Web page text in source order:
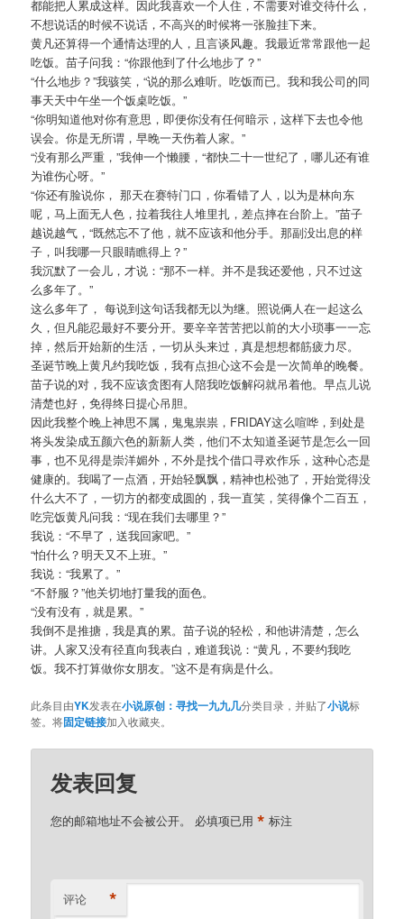
都能把人累成这样。因此我喜欢一个人住，不需要对谁交待什么，
不想说话的时候不说话，不高兴的时候将一张脸挂下来。
黄凡还算得一个通情达理的人，且言谈风趣。我最近常常跟他一起
吃饭。苗子问我：“你跟他到了什么地步了？”
“什么地步？”我骇笑，“说的那么难听。吃饭而已。我和我公司的同
事天天中午坐一个饭桌吃饭。”
“你明知道他对你有意思，即便你没有任何暗示，这样下去也令他
误会。你是无所谓，早晚一天伤着人家。”
“没有那么严重，”我伸一个懒腰，“都快二十一世纪了，哪儿还有谁
为谁伤心呀。”
“你还有脸说你， 那天在赛特门口，你看错了人，以为是林向东
呢，马上面无人色，拉着我往人堆里扎，差点摔在台阶上。”苗子
越说越气，“既然忘不了他，就不应该和他分手。那副没出息的样
子，叫我哪一只眼睛瞧得上？”
我沉默了一会儿，才说：“那不一样。并不是我还爱他，只不过这
么多年了。”
这么多年了， 每说到这句话我都无以为继。照说俩人在一起这么
久，但凡能忍最好不要分开。要辛辛苦苦把以前的大小琐事一一忘
掉，然后开始新的生活，一切从头来过，真是想想都筋疲力尽。
圣诞节晚上黄凡约我吃饭，我有点担心这不会是一次简单的晚餐。
苗子说的对，我不应该贪图有人陪我吃饭解闷就吊着他。早点儿说
清楚也好，免得终日提心吊胆。
因此我整个晚上神思不属，鬼鬼祟祟，FRIDAY这么喧哗，到处是
将头发染成五颜六色的新新人类，他们不太知道圣诞节是怎么一回
事，也不见得是崇洋媚外，不外是找个借口寻欢作乐，这种心态是
健康的。我喝了一点酒，开始轻飘飘，精神也松弛了，开始觉得没
什么大不了，一切方的都变成圆的，我一直笑，笑得像个二百五，
吃完饭黄凡问我：“现在我们去哪里？”
我说：“不早了，送我回家吧。”
“怕什么？明天又不上班。”
我说：“我累了。”
“不舒服？”他关切地打量我的面色。
“没有没有，就是累。”
我倒不是推搪，我是真的累。苗子说的轻松，和他讲清楚，怎么
讲。人家又没有径直向我表白，难道我说：“黄凡，不要约我吃
饭。我不打算做你女朋友。”这不是有病是什么。
此条目由YK发表在小说原创：寻找一九九几分类目录，并贴了小说标
签。将固定链接加入收藏夹。
发表回复
您的邮箱地址不会被公开。 必填项已用* 标注
评论 *